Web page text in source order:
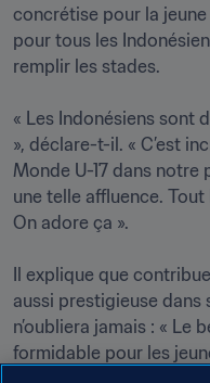
concrétise pour la
pour tous les
remplir les stades.
« Les Indonésiens sont
», déclare-t-il. « C’est
Monde U-17 dans notre
une telle affluence.
On adore ça ».
Il explique que
aussi prestigieuse dans
n’oubliera jamais : « Le
formidable pour les